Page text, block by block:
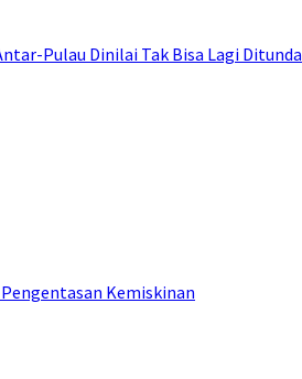
Pulau Dinilai Tak Bisa Lagi Ditunda
Kemiskinan